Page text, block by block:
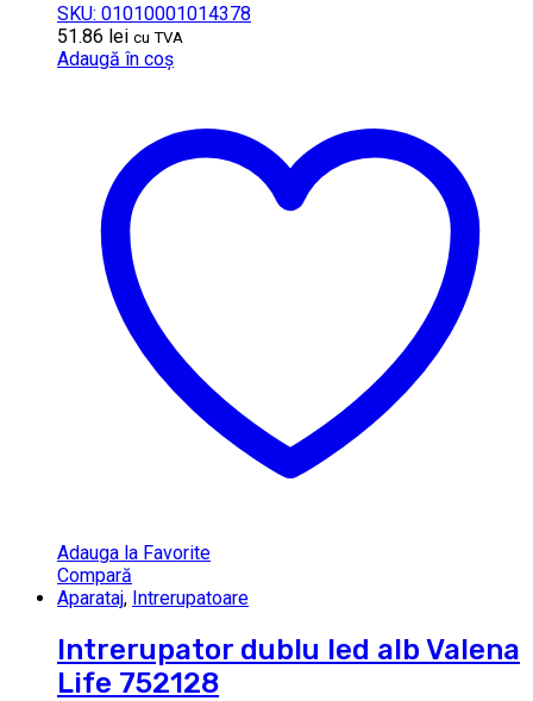
SKU: 01010001014378
51.86 lei cu TVA
Adaugă în coș
Adauga la Favorite
Compară
Aparataj, Intrerupatoare
Intrerupator dublu led alb Valena
Life 752128